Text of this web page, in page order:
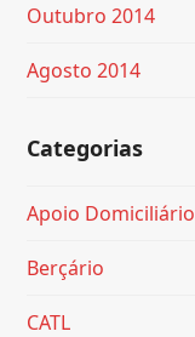
Outubro 2014
Agosto 2014
Categorias
Apoio Domiciliário
Berçário
CATL